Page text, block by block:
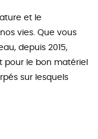
et le
vies. Que vous
depuis 2015,
pour le bon matériel
sur lesquels